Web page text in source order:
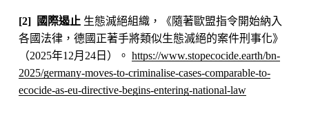
[2]  國際遏止 生態滅絕組織，《隨著歐盟指令開始納入
各國法律，德國正著手將類似生態滅絕的案件刑事化》
（2025年12月24日）。 https://www.stopecocide.earth/bn-
2025/germany-moves-to-criminalise-cases-comparable-to-
ecocide-as-eu-directive-begins-entering-national-law